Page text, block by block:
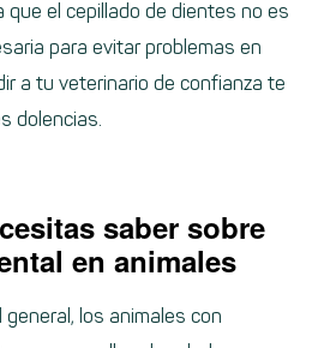
el cepillado de dientes no es
para evitar problemas en
a tu veterinario de confianza te
dolencias.
saber sobre
en animales
los animales con